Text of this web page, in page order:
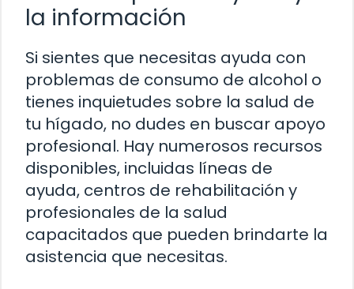
la información
Si sientes que necesitas ayuda con
problemas de consumo de alcohol o
tienes inquietudes sobre la salud de
tu hígado, no dudes en buscar apoyo
profesional. Hay numerosos recursos
disponibles, incluidas líneas de
ayuda, centros de rehabilitación y
profesionales de la salud
capacitados que pueden brindarte la
asistencia que necesitas.